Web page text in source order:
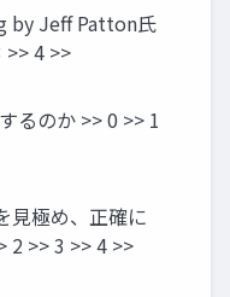
by Jeff Patton氏
>> 4 >>
るのか >> 0 >> 1
見極め、正確に
2 >> 3 >> 4 >>